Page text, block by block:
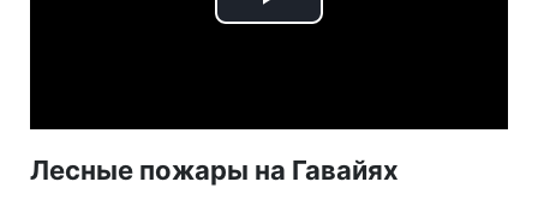
Play
Лесные пожары на Гавайях